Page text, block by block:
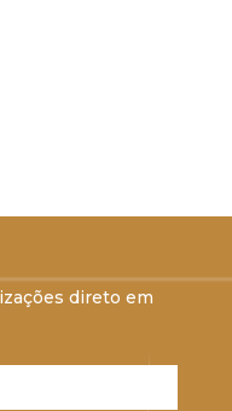
direto em